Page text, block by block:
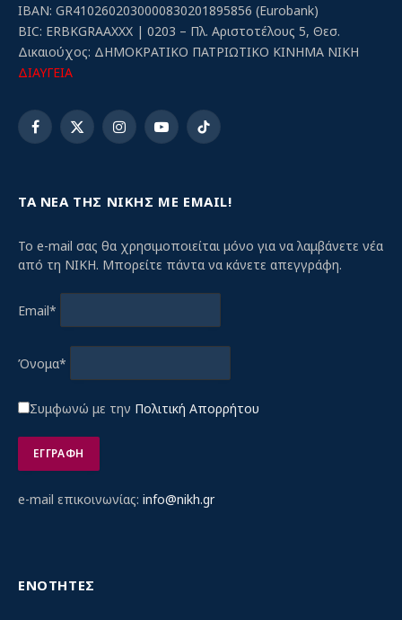
IBAN: GR4102602030000830201895856 (Eurobank)
BIC: ERBKGRAAXXX | 0203 – Πλ. Αριστοτέλους 5, Θεσ.
Δικαιούχος: ΔΗΜΟΚΡΑΤΙΚΟ ΠΑΤΡΙΩΤΙΚΟ ΚΙΝΗΜΑ ΝΙΚΗ
ΔΙΑΥΓΕΙΑ
Facebook
X
InstagramYouTubeTikTok
ΤΑ ΝΕΑ ΤΗΣ ΝΙΚΗΣ ΜΕ EMAIL!
Το e-mail σας θα χρησιμοποιείται μόνο για να λαμβάνετε νέα
από τη ΝΙΚΗ. Μπορείτε πάντα να κάνετε απεγγράφη.
Email*
Όνομα*
Συμφωνώ με την Πολιτική Απορρήτου
e-mail επικοινωνίας: info@nikh.gr
ΕΝΟΤΗΤΕΣ